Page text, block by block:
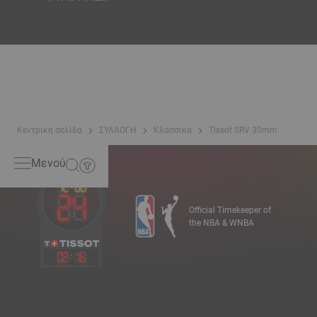
*Non-contractual image
Κεντρική σελίδα ΣΥΛΛΟΓΗ Κλασσικά Tissot SRV 30mm
Μενού
02: 16
Official Timekeeper of
the NBA & WNBA